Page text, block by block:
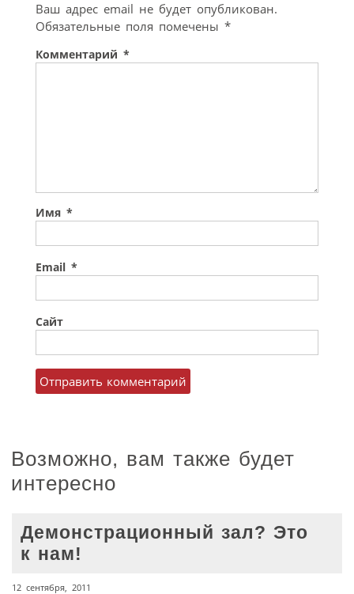
Ваш адрес email не будет опубликован.
Обязательные поля помечены *
Комментарий *
Имя *
Email *
Сайт
Возможно, вам также будет
интересно
Демонстрационный зал? Это
к нам!
12 сентября, 2011